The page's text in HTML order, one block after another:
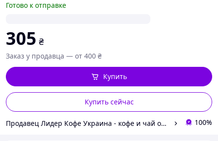
Готово к отправке
305 ₴
Заказ у продавца — от 400 ₴
Купить сейчас
Купить
Продавец Лидер Кофе Украина - кофе и чай оптом 100%